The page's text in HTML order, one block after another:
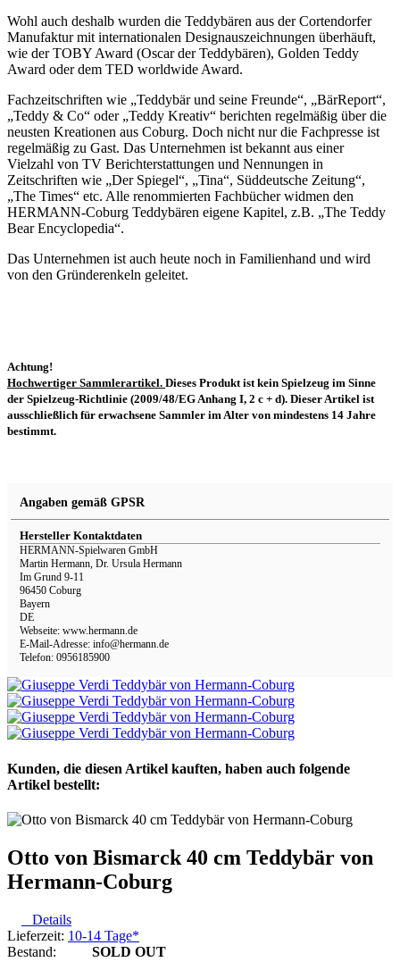
Wohl auch deshalb wurden die Teddybären aus der Cortendorfer
Manufaktur mit internationalen Designauszeichnungen überhäuft,
wie der TOBY Award (Oscar der Teddybären), Golden Teddy
Award oder dem TED worldwide Award.
Fachzeitschriften wie „Teddybär und seine Freunde“, „BärReport“,
„Teddy & Co“ oder „Teddy Kreativ“ berichten regelmäßig über die
neusten Kreationen aus Coburg. Doch nicht nur die Fachpresse ist
regelmäßig zu Gast. Das Unternehmen ist bekannt aus einer
Vielzahl von TV Berichterstattungen und Nennungen in
Zeitschriften wie „Der Spiegel“, „Tina“, Süddeutsche Zeitung“,
„The Times“ etc. Alle renommierten Fachbücher widmen den
HERMANN-Coburg Teddybären eigene Kapitel, z.B. „The Teddy
Bear Encyclopedia“.
Das Unternehmen ist auch heute noch in Familienhand und wird
von den Gründerenkeln geleitet.
Achtung!
Hochwertiger Sammlerartikel. Dieses Produkt ist kein Spielzeug im Sinne
der Spielzeug-Richtlinie (2009/48/EG Anhang I, 2 c + d). Dieser Artikel ist
ausschließlich für erwachsene Sammler im Alter von mindestens 14 Jahre
bestimmt.
Angaben gemäß GPSR
Hersteller Kontaktdaten
HERMANN-Spielwaren GmbH
Martin Hermann, Dr. Ursula Hermann
Im Grund 9-11
96450 Coburg
Bayern
DE
Webseite: www.hermann.de
E-Mail-Adresse: info@hermann.de
Telefon: 0956185900
Kunden, die diesen Artikel kauften, haben auch folgende
Artikel bestellt:
Otto von Bismarck 40 cm Teddybär von
Hermann-Coburg
Details
Lieferzeit: 10-14 Tage*
Bestand:
SOLD OUT